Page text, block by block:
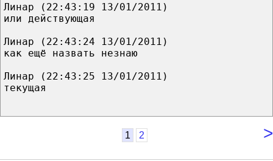
Линар (22:43:19 13/01/2011)
или действующая
Линар (22:43:24 13/01/2011)
как ещё назвать незнаю
Линар (22:43:25 13/01/2011)
текущая
>
1 2